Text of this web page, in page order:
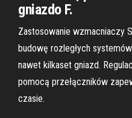
gniazdo F.
Zastosowanie wzmacniaczy
budowę rozległych
nawet kilkaset gniazd.
pomocą przełączników
czasie.